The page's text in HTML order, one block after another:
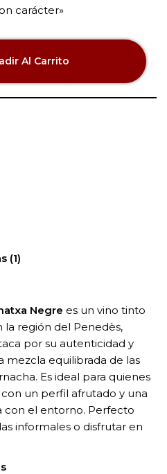
carácter»
Al Carrito
(1)
Negre es un vino tinto
región del Penedès,
por su autenticidad y
mezcla equilibrada de las
Es ideal para quienes
un perfil afrutado y una
con el entorno. Perfecto
informales o disfrutar en